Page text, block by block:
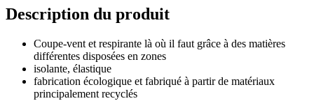
Description du produit
Coupe-vent et respirante là où il faut grâce à des matières
différentes disposées en zones
isolante, élastique
fabrication écologique et fabriqué à partir de matériaux
principalement recyclés